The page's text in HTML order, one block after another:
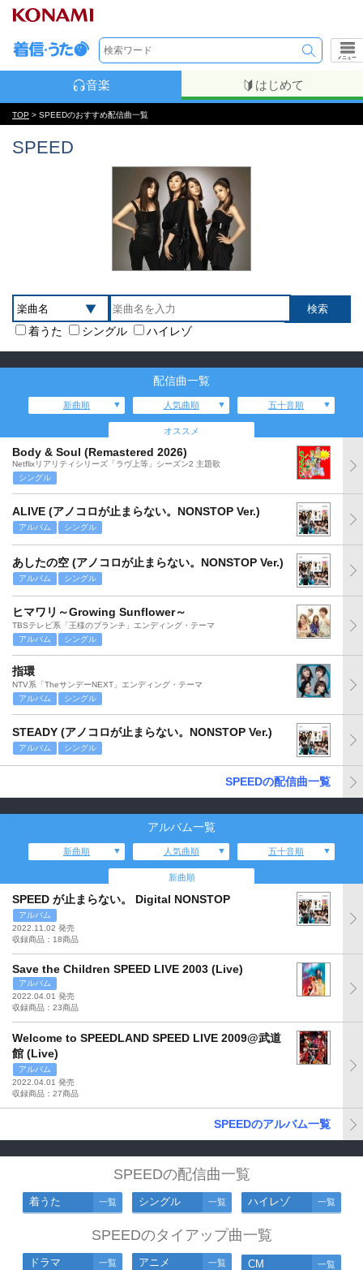
メニュー
音楽 はじめて
TOP > SPEEDのおすすめ配信曲一覧
SPEED
着うた シングル ハイレゾ
配信曲一覧
新曲順 人気曲順 五十音順
オススメ
Body & Soul (Remastered 2026)
Netflixリアリティシリーズ「ラヴ上等」シーズン2 主題歌
シングル
ALIVE (アノコロが止まらない。NONSTOP Ver.)
アルバム シングル
あしたの空 (アノコロが止まらない。NONSTOP Ver.)
アルバム シングル
ヒマワリ～Growing Sunflower～
TBSテレビ系「王様のブランチ」エンディング・テーマ
アルバム
シングル
指環
NTV系「TheサンデーNEXT」エンディング・テーマ
アルバム
シングル
STEADY (アノコロが止まらない。NONSTOP Ver.)
アルバム シングル
SPEEDの配信曲一覧
アルバム一覧
新曲順 人気曲順 五十音順
新曲順
SPEED が止まらない。 Digital NONSTOP
アルバム
2022.11.02 発売
収録商品：18商品
Save the Children SPEED LIVE 2003 (Live)
アルバム
2022.04.01 発売
収録商品：23商品
Welcome to SPEEDLAND SPEED LIVE 2009@武道
館 (Live)
アルバム
2022.04.01 発売
収録商品：27商品
SPEEDのアルバム一覧
SPEEDの配信曲一覧
着うた 一覧 シングル 一覧 ハイレゾ 一覧
SPEEDのタイアップ曲一覧
ドラマ 一覧 アニメ 一覧 CM 一覧